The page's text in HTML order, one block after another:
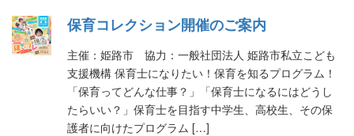
保育コレクション開催のご案内
主催：姫路市 協力：一般社団法人 姫路市私立こども
支援機構 保育士になりたい！保育を知るプログラム！
「保育ってどんな仕事？」「保育士になるにはどうし
たらいい？」保育士を目指す中学生、高校生、その保
護者に向けたプログラム […]